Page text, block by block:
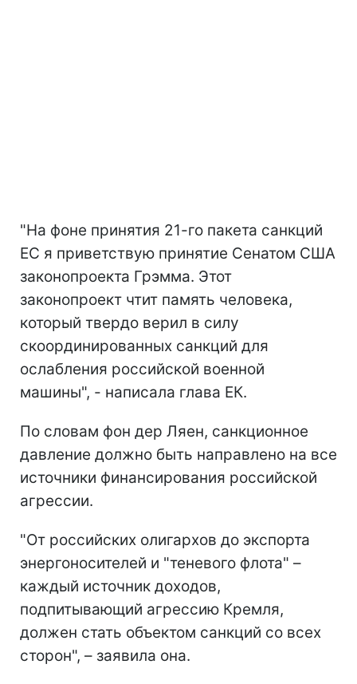
"На фоне принятия 21-го пакета санкций
ЕС я приветствую принятие Сенатом США
законопроекта Грэмма. Этот
законопроект чтит память человека,
который твердо верил в силу
скоординированных санкций для
ослабления российской военной
машины", - написала глава ЕК.
По словам фон дер Ляен, санкционное
давление должно быть направлено на все
источники финансирования российской
агрессии.
"От российских олигархов до экспорта
энергоносителей и "теневого флота" –
каждый источник доходов,
подпитывающий агрессию Кремля,
должен стать объектом санкций со всех
сторон", – заявила она.